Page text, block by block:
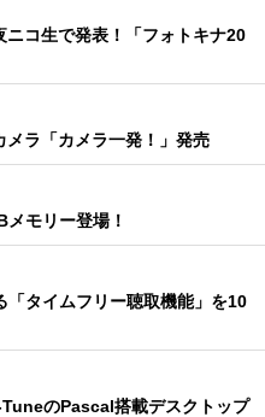
コ生で発表！「フォトキナ20
ラ「カメラ一発！」発売
モリー登場！
タイムフリー聴取機能」を10
のPascal搭載デスクトップ